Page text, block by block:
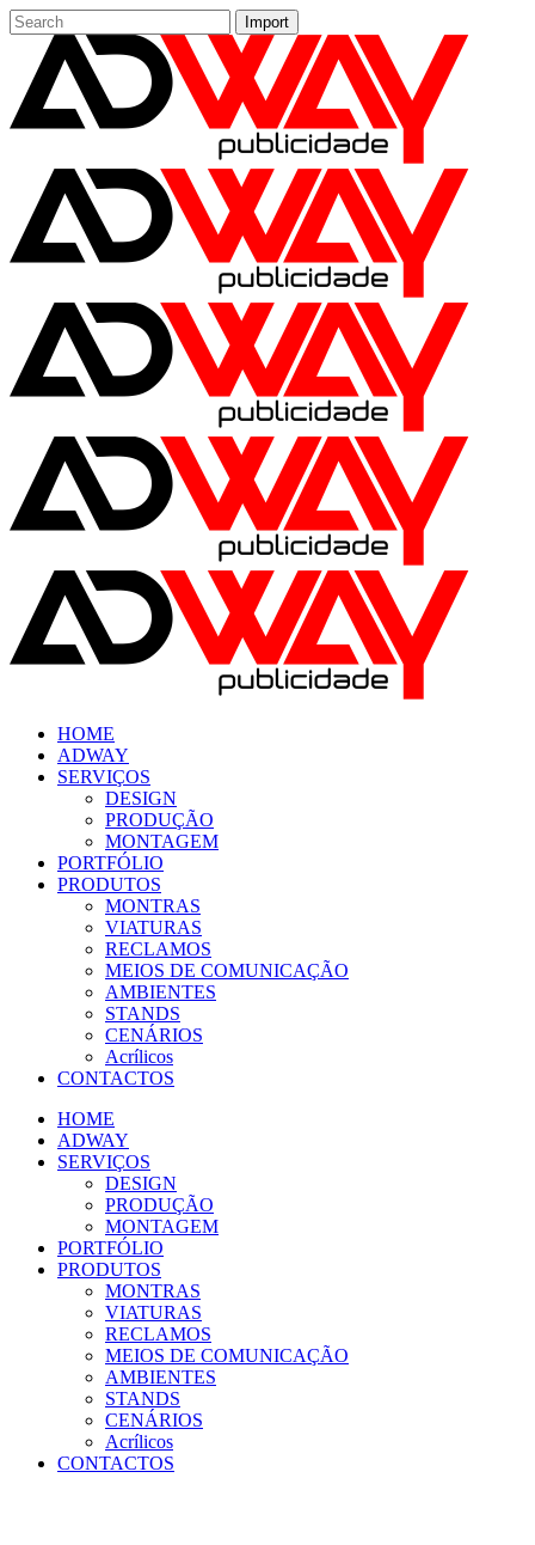
HOME
ADWAY
SERVIÇOS
DESIGN
PRODUÇÃO
MONTAGEM
PORTFÓLIO
PRODUTOS
MONTRAS
VIATURAS
RECLAMOS
MEIOS DE COMUNICAÇÃO
AMBIENTES
STANDS
CENÁRIOS
Acrílicos
CONTACTOS
HOME
ADWAY
SERVIÇOS
DESIGN
PRODUÇÃO
MONTAGEM
PORTFÓLIO
PRODUTOS
MONTRAS
VIATURAS
RECLAMOS
MEIOS DE COMUNICAÇÃO
AMBIENTES
STANDS
CENÁRIOS
Acrílicos
CONTACTOS